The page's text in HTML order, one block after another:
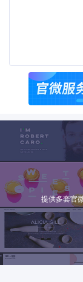
提供多套官